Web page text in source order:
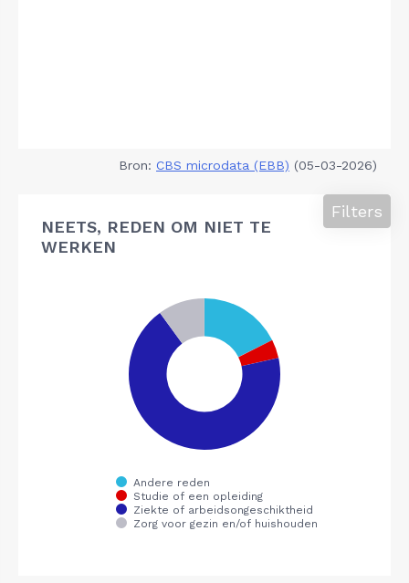
Bron: CBS microdata (EBB) (05-03-2026)
NEETS, REDEN OM NIET TE
WERKEN
Filters